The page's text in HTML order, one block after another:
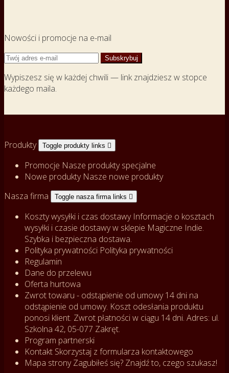
Nowości i promocje na e-mail
Wypiszesz się w każdej chwili — link znajdziesz w stopce
każdego maila.
Produkty Toggle produkty links 
Promocje Nasze produkty specjalne
Nowe produkty Nasze nowe produkty
Nasza firma
Toggle nasza firma links 
Koszty wysyłki i czas dostawy Informacje o kosztach
wysyłki i czasie dostawy w sklepie Magiczne Indie.
Szybka i bezpieczna dostawa.
Polityka prywatności Polityka prywatności
Regulamin
Dane do przelewu
Oferta hurtowa
Zwrot towaru - odstąpienie od umowy14 dni na
odstąpienie od umowy. Koszt odesłania produktu
ponosi klient. Zwrot płatności w ciągu 14 dni. Adres: ul.
Szkolna 42, 05-077 Zakręt.
Program partnerski
Kontakt Skorzystaj z formularza kontaktowego
Mapa stronyZagubiłeś się? Znajdź to, czego szukasz!